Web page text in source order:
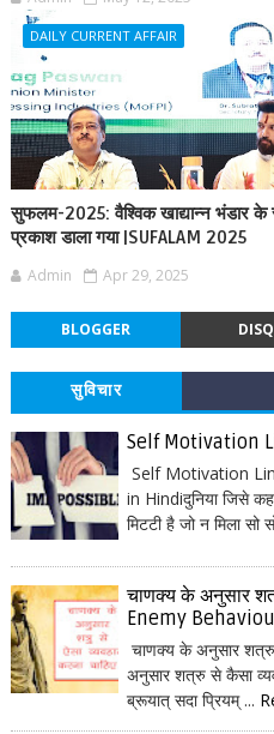
DAILY CURRENT AFFAIR
सुफलम-2025: वैश्विक खाद्यान्न भंडार
प्रकाश डाला गया |SUFALAM 2025
Admin Apr 29, 2025
BLOGGER
सुविचार
Self Motivation
Self Motivation
in Hindiदुनिया जिसे
मिटटी है जो न मिला सो
चाणक्य के अनुसार
Enemy
चाणक्य के अनुसार शत्रु
अनुसार शत्रु से कैसा
ब्रूयात् सदा प्रियम् ...